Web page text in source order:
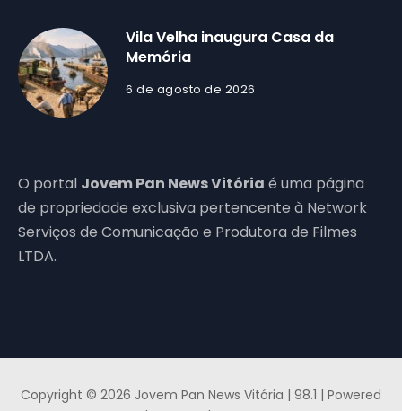
Vila Velha inaugura Casa da
Memória
6 de agosto de 2026
O portal Jovem Pan News Vitória é uma página
de propriedade exclusiva pertencente à Network
Serviços de Comunicação e Produtora de Filmes
LTDA.
Copyright © 2026 Jovem Pan News Vitória | 98.1 | Powered